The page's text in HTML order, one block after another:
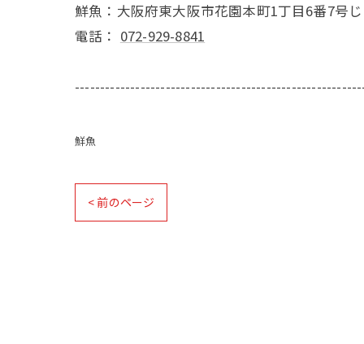
鮮魚：大阪府東大阪市花園本町1丁目6番7号
電話： 072-929-8841
鮮魚
< 前のページ